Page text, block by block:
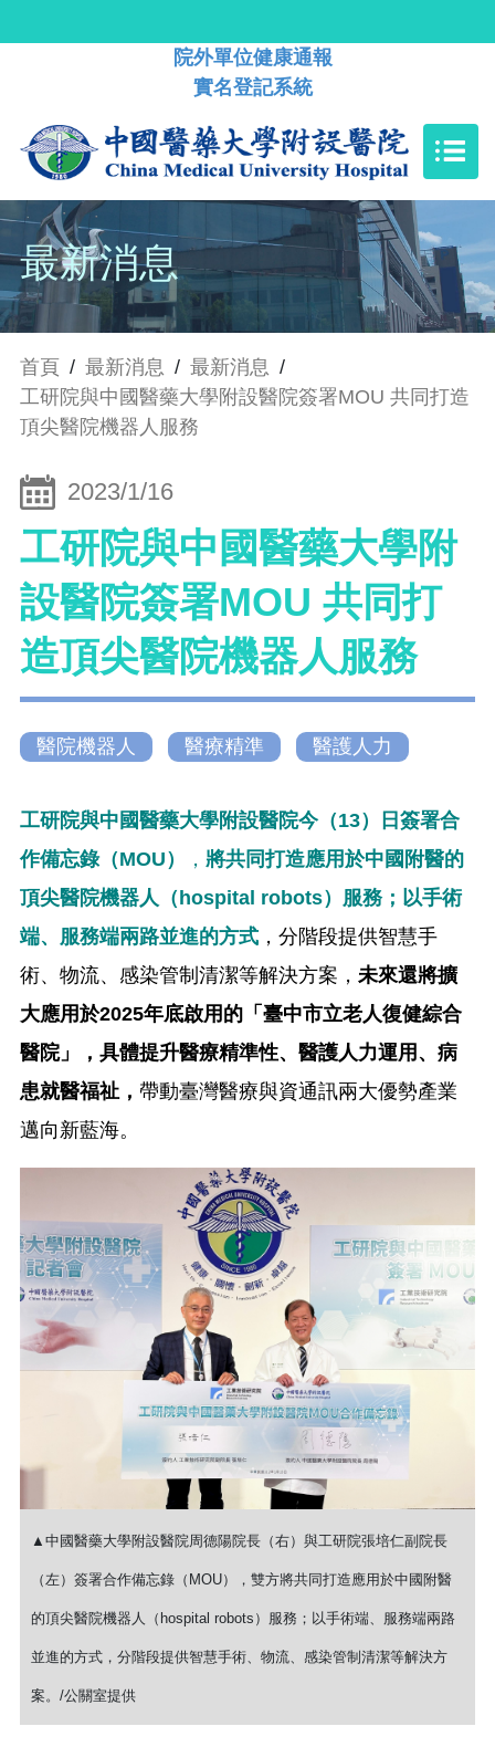
院外單位健康通報
實名登記系統
最新消息
首頁 / 最新消息 / 最新消息 /
工研院與中國醫藥大學附設醫院簽署MOU 共同打造
頂尖醫院機器人服務
2023/1/16
工研院與中國醫藥大學附
設醫院簽署MOU 共同打
造頂尖醫院機器人服務
醫院機器人 醫療精準 醫護人力
工研院與中國醫藥大學附設醫院今（13）日簽署合
作備忘錄（MOU）
， 將共同打造應用於中國附醫的
頂尖醫院機器人（hospital robots）服務；以手術
端、服務端兩路並進的方式 ，分階段提供智慧手
術、物流、感染管制清潔等解決方案， 未來還將擴
大應用於2025年底啟用的「臺中市立老人復健綜合
醫院」，具體提升醫療精準性、醫護人力運用、病
患就醫福祉， 帶動臺灣醫療與資通訊兩大優勢產業
邁向新藍海。
▲中國醫藥大學附設醫院周德陽院長（右）與工研院張培仁副院長
（左）簽署合作備忘錄（MOU），雙方將共同打造應用於中國附醫
的頂尖醫院機器人（hospital robots）服務；以手術端、服務端兩路
並進的方式，分階段提供智慧手術、物流、感染管制清潔等解決方
案。/公關室提供